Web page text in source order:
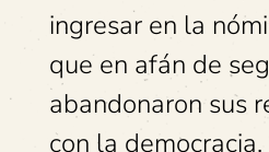
ingresar en la
que en afán de
abandonaron sus
con la